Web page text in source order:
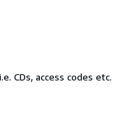
CDs, access codes etc.